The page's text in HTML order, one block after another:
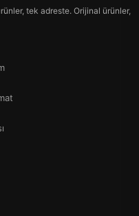
tek adreste. Orijinal ürünler,